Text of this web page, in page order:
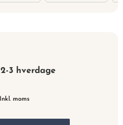
2-3 hverdage
Inkl. moms